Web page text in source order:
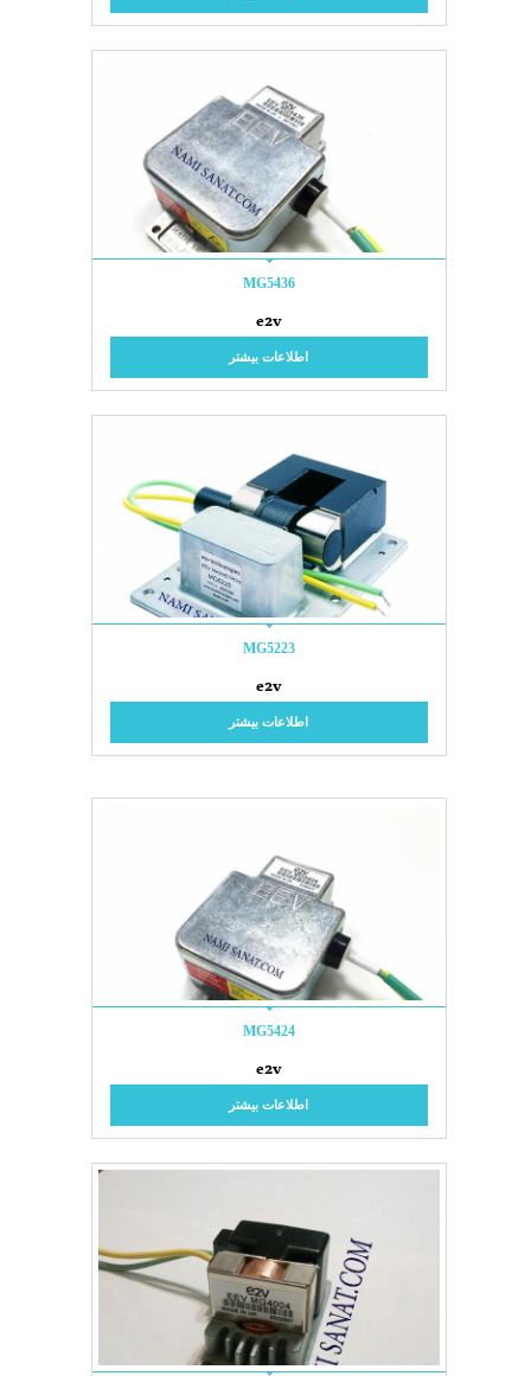
MG5436
e2v
اطلاعات بیشتر
MG5223
e2v
اطلاعات بیشتر
MG5424
e2v
اطلاعات بیشتر